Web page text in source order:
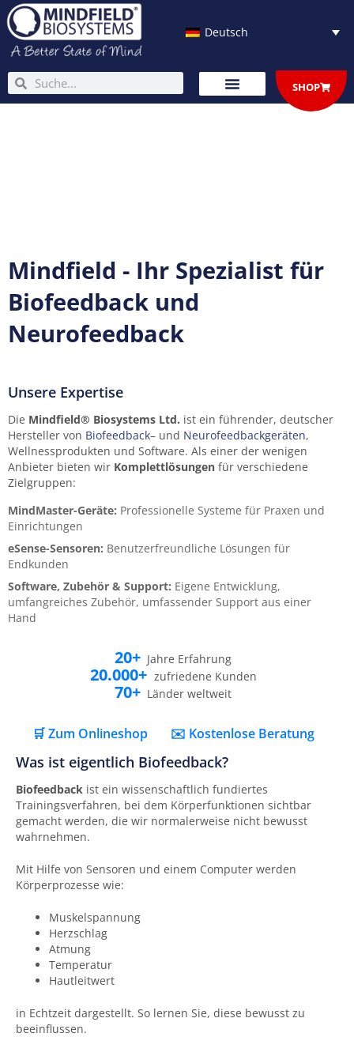
Zum
Inhalt
springen
Deutsch
SucheSuche SHOP
Mindfield - Ihr Spezialist für
Biofeedback und
Neurofeedback
Unsere Expertise
Die Mindfield® Biosystems Ltd. ist ein führender, deutscher
Hersteller von Biofeedback– und Neurofeedbackgeräten,
Wellnessprodukten und Software. Als einer der wenigen
Anbieter bieten wir Komplettlösungen für verschiedene
Zielgruppen:
MindMaster-Geräte: Professionelle Systeme für Praxen und
Einrichtungen
eSense-Sensoren: Benutzerfreundliche Lösungen für
Endkunden
Software, Zubehör & Support: Eigene Entwicklung,
umfangreiches Zubehör, umfassender Support aus einer
Hand
20+ Jahre Erfahrung
20.000+ zufriedene Kunden
70+ Länder weltweit
🛒 Zum Onlineshop ✉️ Kostenlose Beratung
Was ist eigentlich Biofeedback?
Biofeedback ist ein wissenschaftlich fundiertes
Trainingsverfahren, bei dem Körperfunktionen sichtbar
gemacht werden, die wir normalerweise nicht bewusst
wahrnehmen.
Mit Hilfe von Sensoren und einem Computer werden
Körperprozesse wie:
Muskelspannung
Herzschlag
Atmung
Temperatur
Hautleitwert
in Echtzeit dargestellt. So lernen Sie, diese bewusst zu
beeinflussen.